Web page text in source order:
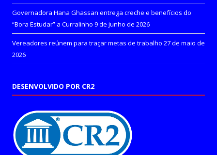
Governadora Hana Ghassan entrega creche e benefícios do
“Bora Estudar” a Curralinho 9 de junho de 2026
Vereadores reúnem para traçar metas de trabalho 27 de maio de
2026
DESENVOLVIDO POR CR2